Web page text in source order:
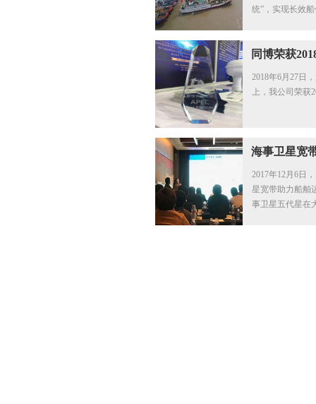
统”，实现长效
同博荣获
奖2018年6月27日
上，我公司荣获
海事卫星宽
2017年12月6日
星宽带助力船舶
事卫星五代星在